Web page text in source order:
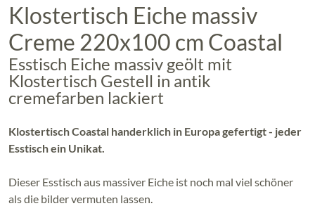
Klostertisch Eiche massiv
Creme 220x100 cm Coastal
Esstisch Eiche massiv geölt mit
Klostertisch Gestell in antik
cremefarben lackiert
Klostertisch Coastal handerklich in Europa gefertigt - jeder
Esstisch ein Unikat.
Dieser Esstisch aus massiver Eiche ist noch mal viel schöner
als die bilder vermuten lassen.